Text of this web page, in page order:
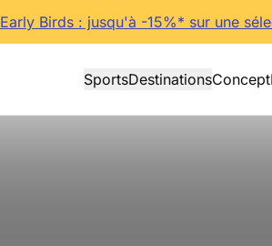
Early Birds : jusqu'à -15%* sur une
SportsDestinationsConcept